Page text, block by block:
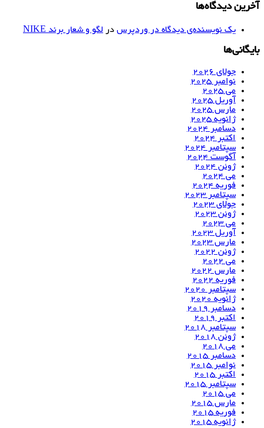
آخرین دیدگاه‌ها
یک نویسنده‌ی دیدگاه در وردپرس در لگو و شعار برند NIKE
بایگانی‌ها
جولای 2026
نوامبر 2025
می 2025
آوریل 2025
مارس 2025
ژانویه 2025
دسامبر 2024
اکتبر 2024
سپتامبر 2024
آگوست 2024
ژوئن 2024
می 2024
فوریه 2024
سپتامبر 2023
جولای 2023
ژوئن 2023
می 2023
آوریل 2023
مارس 2023
ژوئن 2022
می 2022
مارس 2022
فوریه 2022
سپتامبر 2020
ژانویه 2020
دسامبر 2019
اکتبر 2019
سپتامبر 2018
ژوئن 2018
می 2018
دسامبر 2015
نوامبر 2015
اکتبر 2015
سپتامبر 2015
می 2015
مارس 2015
فوریه 2015
ژانویه 2015